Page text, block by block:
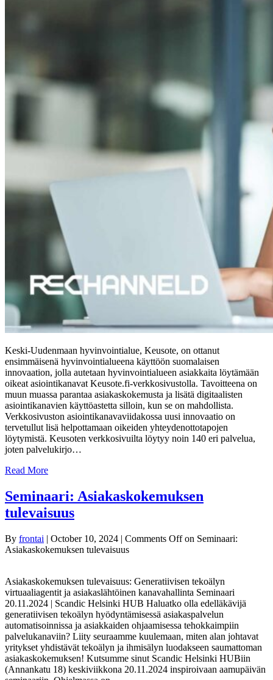
Keski-Uudenmaan hyvinvointialue, Keusote, on ottanut
ensimmäisenä hyvinvointialueena käyttöön suomalaisen
innovaation, jolla autetaan hyvinvointialueen asiakkaita löytämään
oikeat asiointikanavat Keusote.fi-verkkosivustolla. Tavoitteena on
muun muassa parantaa asiakaskokemusta ja lisätä digitaalisten
asiointikanavien käyttöastetta silloin, kun se on mahdollista.
Verkkosivuston asiointikanavaviidakossa uusi innovaatio on
tervetullut lisä helpottamaan oikeiden yhteydenottotapojen
löytymistä. Keusoten verkkosivuilta löytyy noin 140 eri palvelua,
joten palvelukirjo…
Read More
Seminaari: Asiakaskokemuksen
tulevaisuus
By frontai | October 10, 2024 | Comments Offon Seminaari:
Asiakaskokemuksen tulevaisuus
Asiakaskokemuksen tulevaisuus: Generatiivisen tekoälyn
virtuaaliagentit ja asiakaslähtöinen kanavahallinta Seminaari
20.11.2024 | Scandic Helsinki HUB Haluatko olla edelläkävijä
generatiivisen tekoälyn hyödyntämisessä asiakaspalvelun
automatisoinnissa ja asiakkaiden ohjaamisessa tehokkaimpiin
palvelukanaviin? Liity seuraamme kuulemaan, miten alan johtavat
yritykset yhdistävät tekoälyn ja ihmisälyn luodakseen saumattoman
asiakaskokemuksen! Kutsumme sinut Scandic Helsinki HUBiin
(Annankatu 18) keskiviikkona 20.11.2024 inspiroivaan aamupäivän